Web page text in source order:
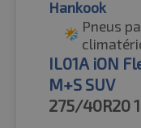
Hankook
Pneus
IL01A iON
M+S SUV
275/40R20